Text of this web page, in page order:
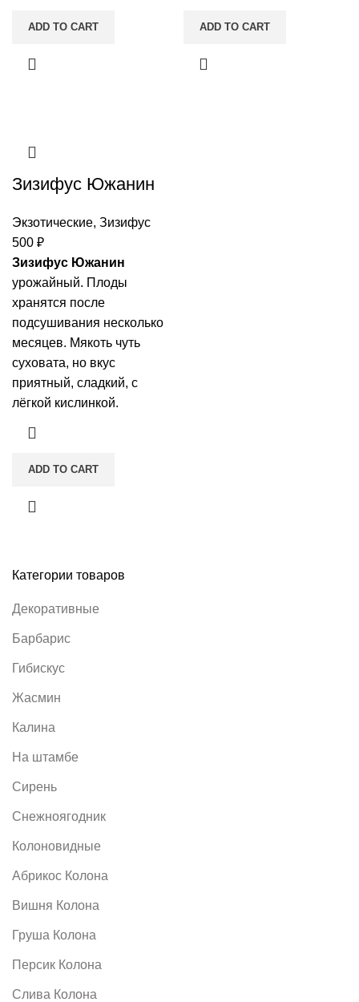
Категории товаров
Декоративные
Барбарис
Гибискус
Жасмин
Калина
На штамбе
Сирень
Снежноягодник
Колоновидные
Абрикос Колона
Вишня Колона
Груша Колона
Персик Колона
Слива Колона
ADD TO CART ADD TO CART
Зизифус Южанин
Экзотические, Зизифус
500 ₽
Зизифус Южанин
урожайный. Плоды
хранятся после
подсушивания несколько
месяцев. Мякоть чуть
суховата, но вкус
приятный, сладкий, с
лёгкой кислинкой.
ADD TO CART